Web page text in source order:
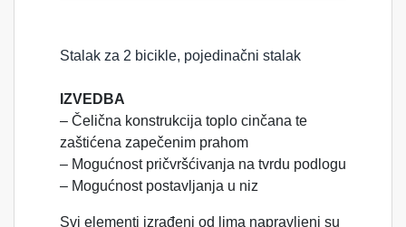
Stalak za 2 bicikle, pojedinačni stalak
IZVEDBA
– Čelična konstrukcija toplo cinčana te
zaštićena zapečenim prahom
– Mogućnost pričvršćivanja na tvrdu podlogu
– Mogućnost postavljanja u niz
Svi elementi izrađeni od lima napravljeni su